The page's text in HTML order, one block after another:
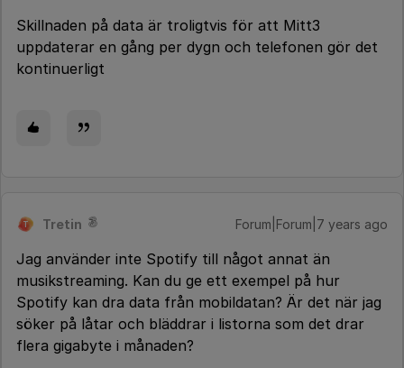
Skillnaden på data är troligtvis för att Mitt3
uppdaterar en gång per dygn och telefonen gör det
kontinuerligt
T Tretin Forum|Forum|7 years ago
Jag använder inte Spotify till något annat än
musikstreaming. Kan du ge ett exempel på hur
Spotify kan dra data från mobildatan? Är det när jag
söker på låtar och bläddrar i listorna som det drar
flera gigabyte i månaden?